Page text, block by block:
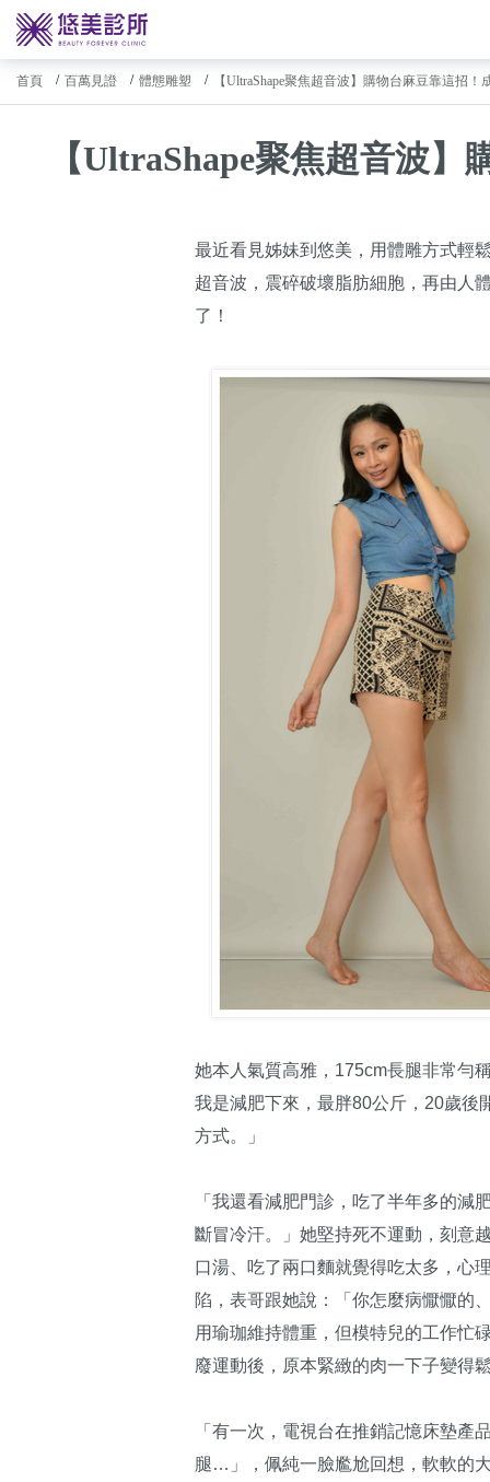
首頁 百萬見證 體態雕塑 【UltraShape聚焦超音波】購物台麻豆靠這招！
【UltraShape聚焦超音波
最近看見姊妹到悠美，用體雕方式輕
超音波，震碎破壞脂肪細胞，再由人
了！
她本人氣質高雅，175cm長腿非常勻
我是減肥下來，最胖80公斤，20歲
方式。」
「我還看減肥門診，吃了半年多的減
斷冒冷汗。」她堅持死不運動，刻意
口湯、吃了兩口麵就覺得吃太多，心
陷，表哥跟她說：「你怎麼病懨懨的
用瑜珈維持體重，但模特兒的工作忙
廢運動後，原本緊緻的肉一下子變得
「有一次，電視台在推銷記憶床墊
腿…」，佩純一臉尷尬回想，軟軟的